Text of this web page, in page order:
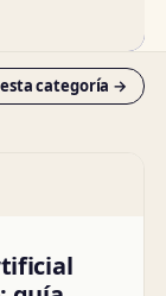
esta categoría →